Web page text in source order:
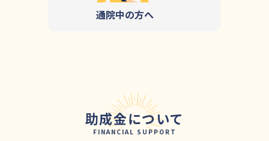
通院中の方へ
助成金について
FINANCIAL SUPPORT